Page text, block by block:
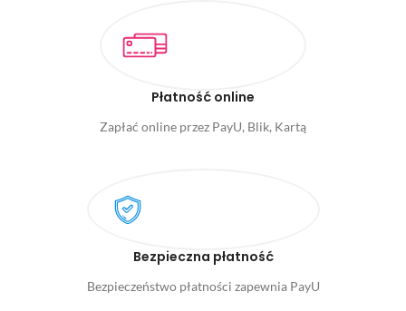
Płatność online
Zapłać online przez PayU, Blik, Kartą
Bezpieczna płatność
Bezpieczeństwo płatności zapewnia PayU